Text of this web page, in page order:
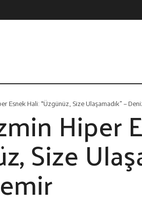
Esnek Hali: “Üzgünüz, Size Ulaşamadık” –
Hiper
Size